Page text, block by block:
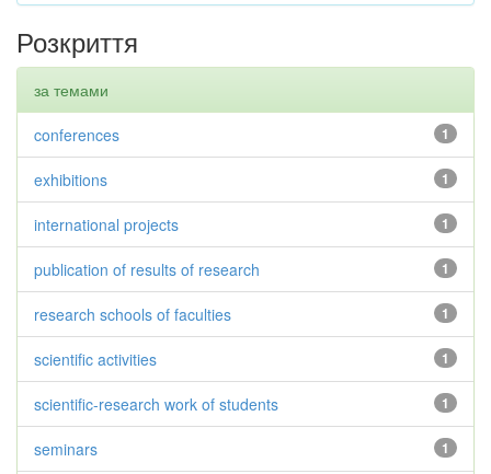
Розкриття
за темами
1
conferences
1
exhibitions
1
international projects
1
publication of results of research
1
research schools of faculties
1
scientific activities
1
scientific-research work of students
1
seminars